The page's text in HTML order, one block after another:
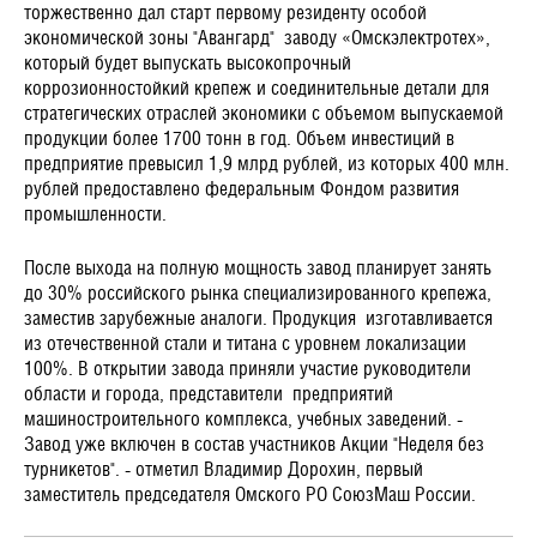
торжественно дал старт первому резиденту особой
экономической зоны "Авангард" заводу «Омскэлектротех»,
который будет выпускать высокопрочный
коррозионностойкий крепеж и соединительные детали для
стратегических отраслей экономики с объемом выпускаемой
продукции более 1700 тонн в год. Объем инвестиций в
предприятие превысил 1,9 млрд рублей, из которых 400 млн.
рублей предоставлено федеральным Фондом развития
промышленности.
После выхода на полную мощность завод планирует занять
до 30% российского рынка специализированного крепежа,
заместив зарубежные аналоги. Продукция изготавливается
из отечественной стали и титана с уровнем локализации
100%. В открытии завода приняли участие руководители
области и города, представители предприятий
машиностроительного комплекса, учебных заведений. -
Завод уже включен в состав участников Акции "Неделя без
турникетов". - отметил Владимир Дорохин, первый
заместитель председателя Омского РО СоюзМаш России.